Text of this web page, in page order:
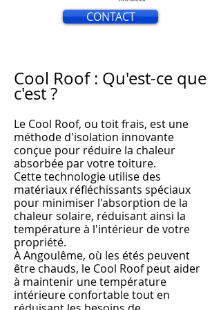
CONTACT
Cool Roof : Qu'est-ce que
c'est ?
Le Cool Roof, ou toit frais, est une
méthode d'isolation innovante
conçue pour réduire la chaleur
absorbée par votre toiture.
Cette technologie utilise des
matériaux réfléchissants spéciaux
pour minimiser l'absorption de la
chaleur solaire, réduisant ainsi la
température à l'intérieur de votre
propriété.
À Angoulême, où les étés peuvent
être chauds, le Cool Roof peut aider
à maintenir une température
intérieure confortable tout en